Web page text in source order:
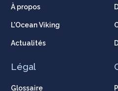
À propos
L'Ocean Viking
Actualités
Légal
Glossaire